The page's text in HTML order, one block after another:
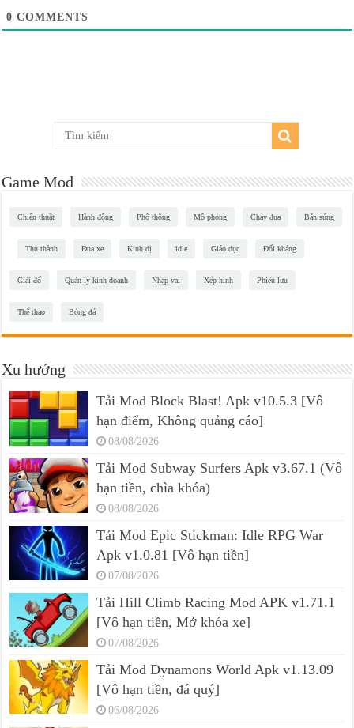
0 COMMENTS
Game Mod
Chiến thuật Hành động Phổ thông Mô phỏng Chạy đua Bắn súng
Thủ thành Đua xe Kinh dị idle Giáo dục Đối kháng
Giải đố Quản lý kinh doanh Nhập vai Xếp hình Phiêu lưu
Thể thao Bóng đá
Xu hướng
Tải Mod Block Blast! Apk v10.5.3 [Vô
hạn điểm, Không quảng cáo]
08/08/2026
Tải Mod Subway Surfers Apk v3.67.1 (Vô
hạn tiền, chìa khóa)
08/08/2026
Tải Mod Epic Stickman: Idle RPG War
Apk v1.0.81 [Vô hạn tiền]
07/08/2026
Tải Hill Climb Racing Mod APK v1.71.1
[Vô hạn tiền, Mở khóa xe]
07/08/2026
Tải Mod Dynamons World Apk v1.13.09
[Vô hạn tiền, đá quý]
06/08/2026